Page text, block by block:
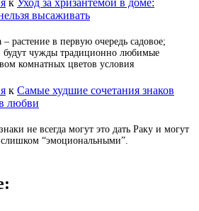
к Уход за хризантемой в доме:
высаживать
– растение в первую очередь садовое;
будут чужды традиционно любимые
комнатных цветов условия
к Самые худшие сочетания знаков
любви
не всегда могут это дать Раку и могут
слишком “эмоциональными”.